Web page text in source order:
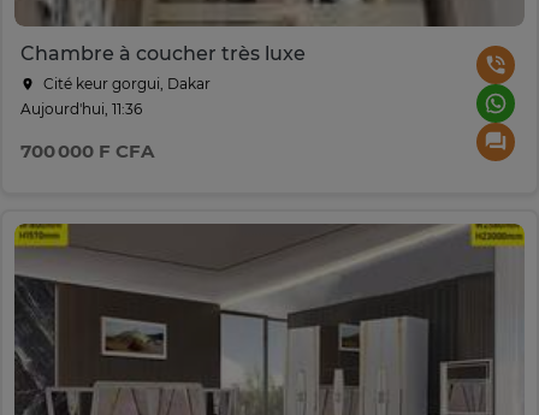
Chambre à coucher très luxe
Cité keur gorgui, Dakar
Aujourd'hui, 11:36
700 000 F CFA